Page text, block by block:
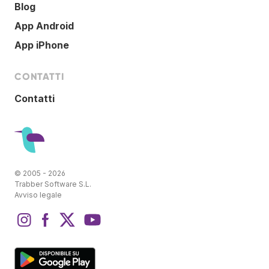
Blog
App Android
App iPhone
CONTATTI
Contatti
© 2005 - 2026
Trabber Software S.L.
Avviso legale